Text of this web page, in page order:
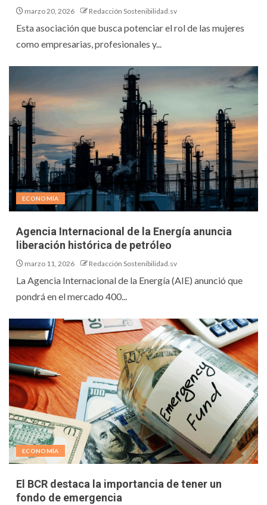
marzo 20, 2026 Redacción Sostenibilidad.sv
Esta asociación que busca potenciar el rol de las mujeres
como empresarias, profesionales y...
ECONOMÍA
Agencia Internacional de la Energía anuncia
liberación histórica de petróleo
marzo 11, 2026 Redacción Sostenibilidad.sv
La Agencia Internacional de la Energía (AIE) anunció que
pondrá en el mercado 400...
ECONOMÍA
El BCR destaca la importancia de tener un
fondo de emergencia